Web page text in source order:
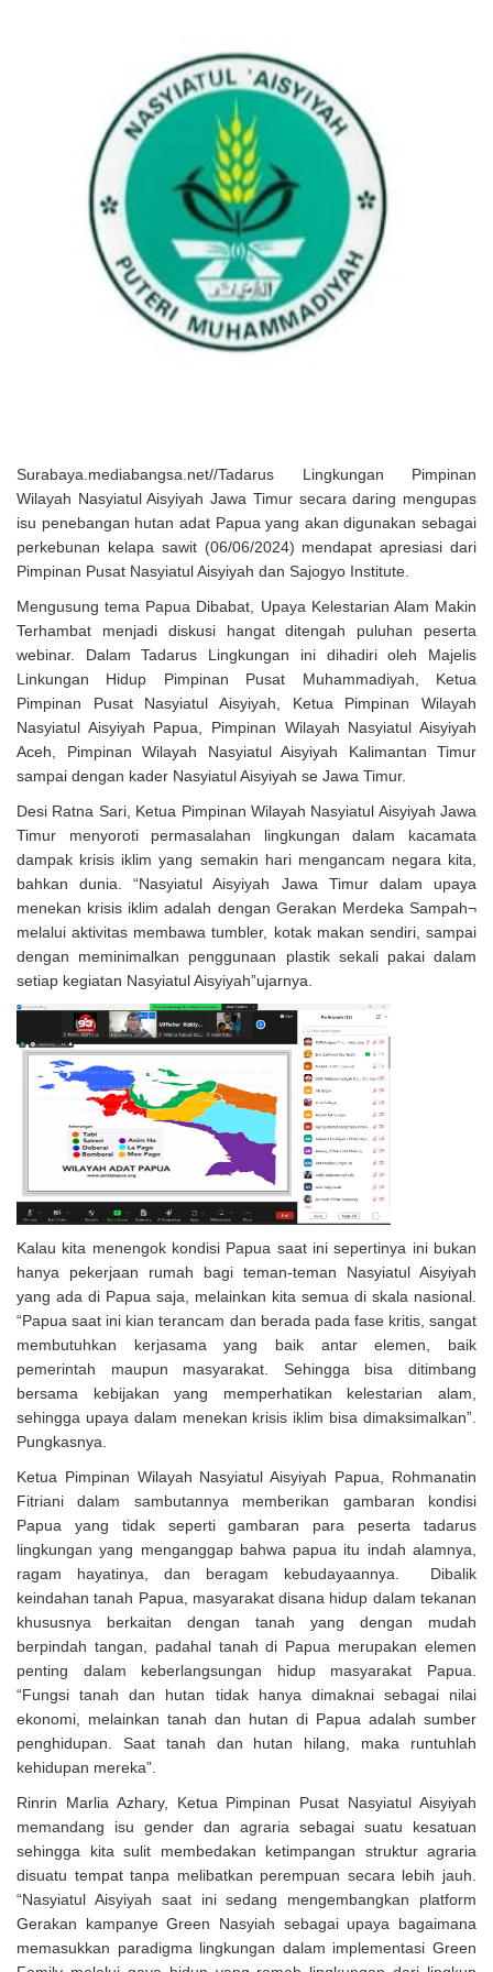
Surabaya.mediabangsa.net//Tadarus Lingkungan Pimpinan
Wilayah Nasyiatul Aisyiyah Jawa Timur secara daring mengupas
isu penebangan hutan adat Papua yang akan digunakan sebagai
perkebunan kelapa sawit (06/06/2024) mendapat apresiasi dari
Pimpinan Pusat Nasyiatul Aisyiyah dan Sajogyo Institute.
Mengusung tema Papua Dibabat, Upaya Kelestarian Alam Makin
Terhambat menjadi diskusi hangat ditengah puluhan peserta
webinar. Dalam Tadarus Lingkungan ini dihadiri oleh Majelis
Linkungan Hidup Pimpinan Pusat Muhammadiyah, Ketua
Pimpinan Pusat Nasyiatul Aisyiyah, Ketua Pimpinan Wilayah
Nasyiatul Aisyiyah Papua, Pimpinan Wilayah Nasyiatul Aisyiyah
Aceh, Pimpinan Wilayah Nasyiatul Aisyiyah Kalimantan Timur
sampai dengan kader Nasyiatul Aisyiyah se Jawa Timur.
Desi Ratna Sari, Ketua Pimpinan Wilayah Nasyiatul Aisyiyah Jawa
Timur menyoroti permasalahan lingkungan dalam kacamata
dampak krisis iklim yang semakin hari mengancam negara kita,
bahkan dunia. “Nasyiatul Aisyiyah Jawa Timur dalam upaya
menekan krisis iklim adalah dengan Gerakan Merdeka Sampah¬
melalui aktivitas membawa tumbler, kotak makan sendiri, sampai
dengan meminimalkan penggunaan plastik sekali pakai dalam
setiap kegiatan Nasyiatul Aisyiyah”ujarnya.
Kalau kita menengok kondisi Papua saat ini sepertinya ini bukan
hanya pekerjaan rumah bagi teman-teman Nasyiatul Aisyiyah
yang ada di Papua saja, melainkan kita semua di skala nasional.
“Papua saat ini kian terancam dan berada pada fase kritis, sangat
membutuhkan kerjasama yang baik antar elemen, baik
pemerintah maupun masyarakat. Sehingga bisa ditimbang
bersama kebijakan yang memperhatikan kelestarian alam,
sehingga upaya dalam menekan krisis iklim bisa dimaksimalkan”.
Pungkasnya.
Ketua Pimpinan Wilayah Nasyiatul Aisyiyah Papua, Rohmanatin
Fitriani dalam sambutannya memberikan gambaran kondisi
Papua yang tidak seperti gambaran para peserta tadarus
lingkungan yang menganggap bahwa papua itu indah alamnya,
ragam hayatinya, dan beragam kebudayaannya. Dibalik
keindahan tanah Papua, masyarakat disana hidup dalam tekanan
khususnya berkaitan dengan tanah yang dengan mudah
berpindah tangan, padahal tanah di Papua merupakan elemen
penting dalam keberlangsungan hidup masyarakat Papua.
“Fungsi tanah dan hutan tidak hanya dimaknai sebagai nilai
ekonomi, melainkan tanah dan hutan di Papua adalah sumber
penghidupan. Saat tanah dan hutan hilang, maka runtuhlah
kehidupan mereka”.
Rinrin Marlia Azhary, Ketua Pimpinan Pusat Nasyiatul Aisyiyah
memandang isu gender dan agraria sebagai suatu kesatuan
sehingga kita sulit membedakan ketimpangan struktur agraria
disuatu tempat tanpa melibatkan perempuan secara lebih jauh.
“Nasyiatul Aisyiyah saat ini sedang mengembangkan platform
Gerakan kampanye Green Nasyiah sebagai upaya bagaimana
memasukkan paradigma lingkungan dalam implementasi Green